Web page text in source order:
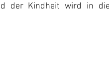
der Kindheit wird in